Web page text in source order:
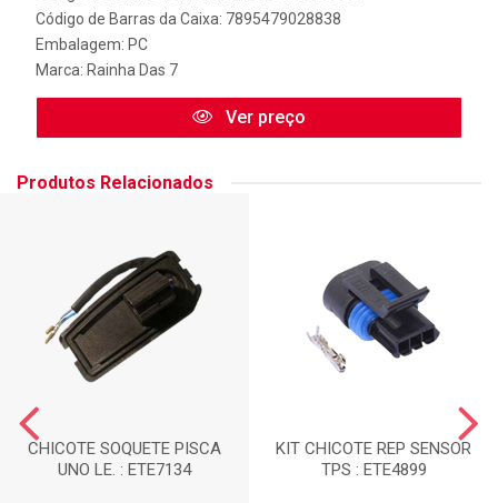
Código de Barras da Caixa: 7895479028838
Embalagem: PC
Marca: Rainha Das 7
Ver preço
Produtos Relacionados
CHICOTE SOQUETE PISCA
UNO LE. : ETE7134
KIT CHICOTE REP SENSOR
TPS : ETE4899